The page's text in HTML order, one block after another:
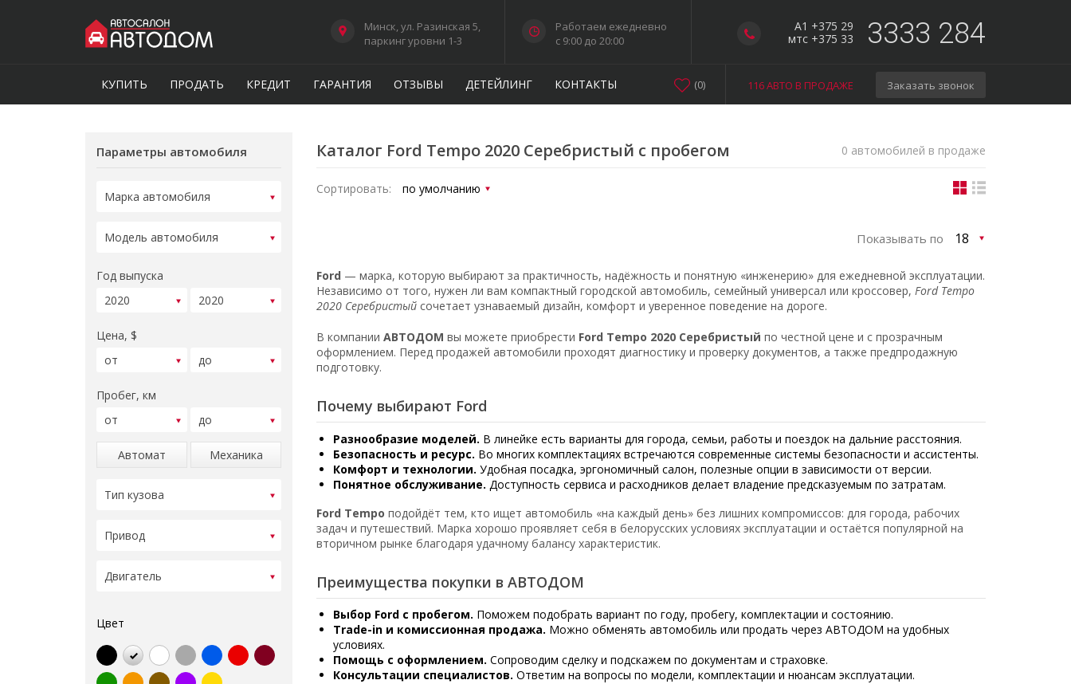
A1 +375 29
мтс +375 33
3333 284
Минск, ул. Разинская 5,
паркинг уровни 1-3
Работаем ежедневно
c 9:00 до 20:00
КУПИТЬ ПРОДАТЬ КРЕДИТ ГАРАНТИЯ ОТЗЫВЫ ДЕТЕЙЛИНГ КОНТАКТЫ 116 АВТО В ПРОДАЖЕ Заказать звонок
(0)
Параметры автомобиля
Год выпуска
Цена, $
Пробег, км
Автомат Механика
Цвет
Каталог Ford Tempo 2020 Серебристый с пробегом 0 автомобилей в продаже
Сортировать:
Показывать по
Ford — марка, которую выбирают за практичность, надёжность и понятную «инженерию» для ежедневной эксплуатации.
Независимо от того, нужен ли вам компактный городской автомобиль, семейный универсал или кроссовер, Ford Tempo
2020 Серебристый сочетает узнаваемый дизайн, комфорт и уверенное поведение на дороге.
В компании АВТОДОМ вы можете приобрести Ford Tempo 2020 Серебристый по честной цене и с прозрачным
оформлением. Перед продажей автомобили проходят диагностику и проверку документов, а также предпродажную
подготовку.
Почему выбирают Ford
Разнообразие моделей. В линейке есть варианты для города, семьи, работы и поездок на дальние расстояния.
Безопасность и ресурс. Во многих комплектациях встречаются современные системы безопасности и ассистенты.
Комфорт и технологии. Удобная посадка, эргономичный салон, полезные опции в зависимости от версии.
Понятное обслуживание. Доступность сервиса и расходников делает владение предсказуемым по затратам.
Ford Tempo подойдёт тем, кто ищет автомобиль «на каждый день» без лишних компромиссов: для города, рабочих
задач и путешествий. Марка хорошо проявляет себя в белорусских условиях эксплуатации и остаётся популярной на
вторичном рынке благодаря удачному балансу характеристик.
Преимущества покупки в АВТОДОМ
Выбор Ford с пробегом. Поможем подобрать вариант по году, пробегу, комплектации и состоянию.
Trade-in и комиссионная продажа. Можно обменять автомобиль или продать через АВТОДОМ на удобных
условиях.
Помощь с оформлением. Сопроводим сделку и подскажем по документам и страховке.
Консультации специалистов. Ответим на вопросы по модели, комплектации и нюансам эксплуатации.